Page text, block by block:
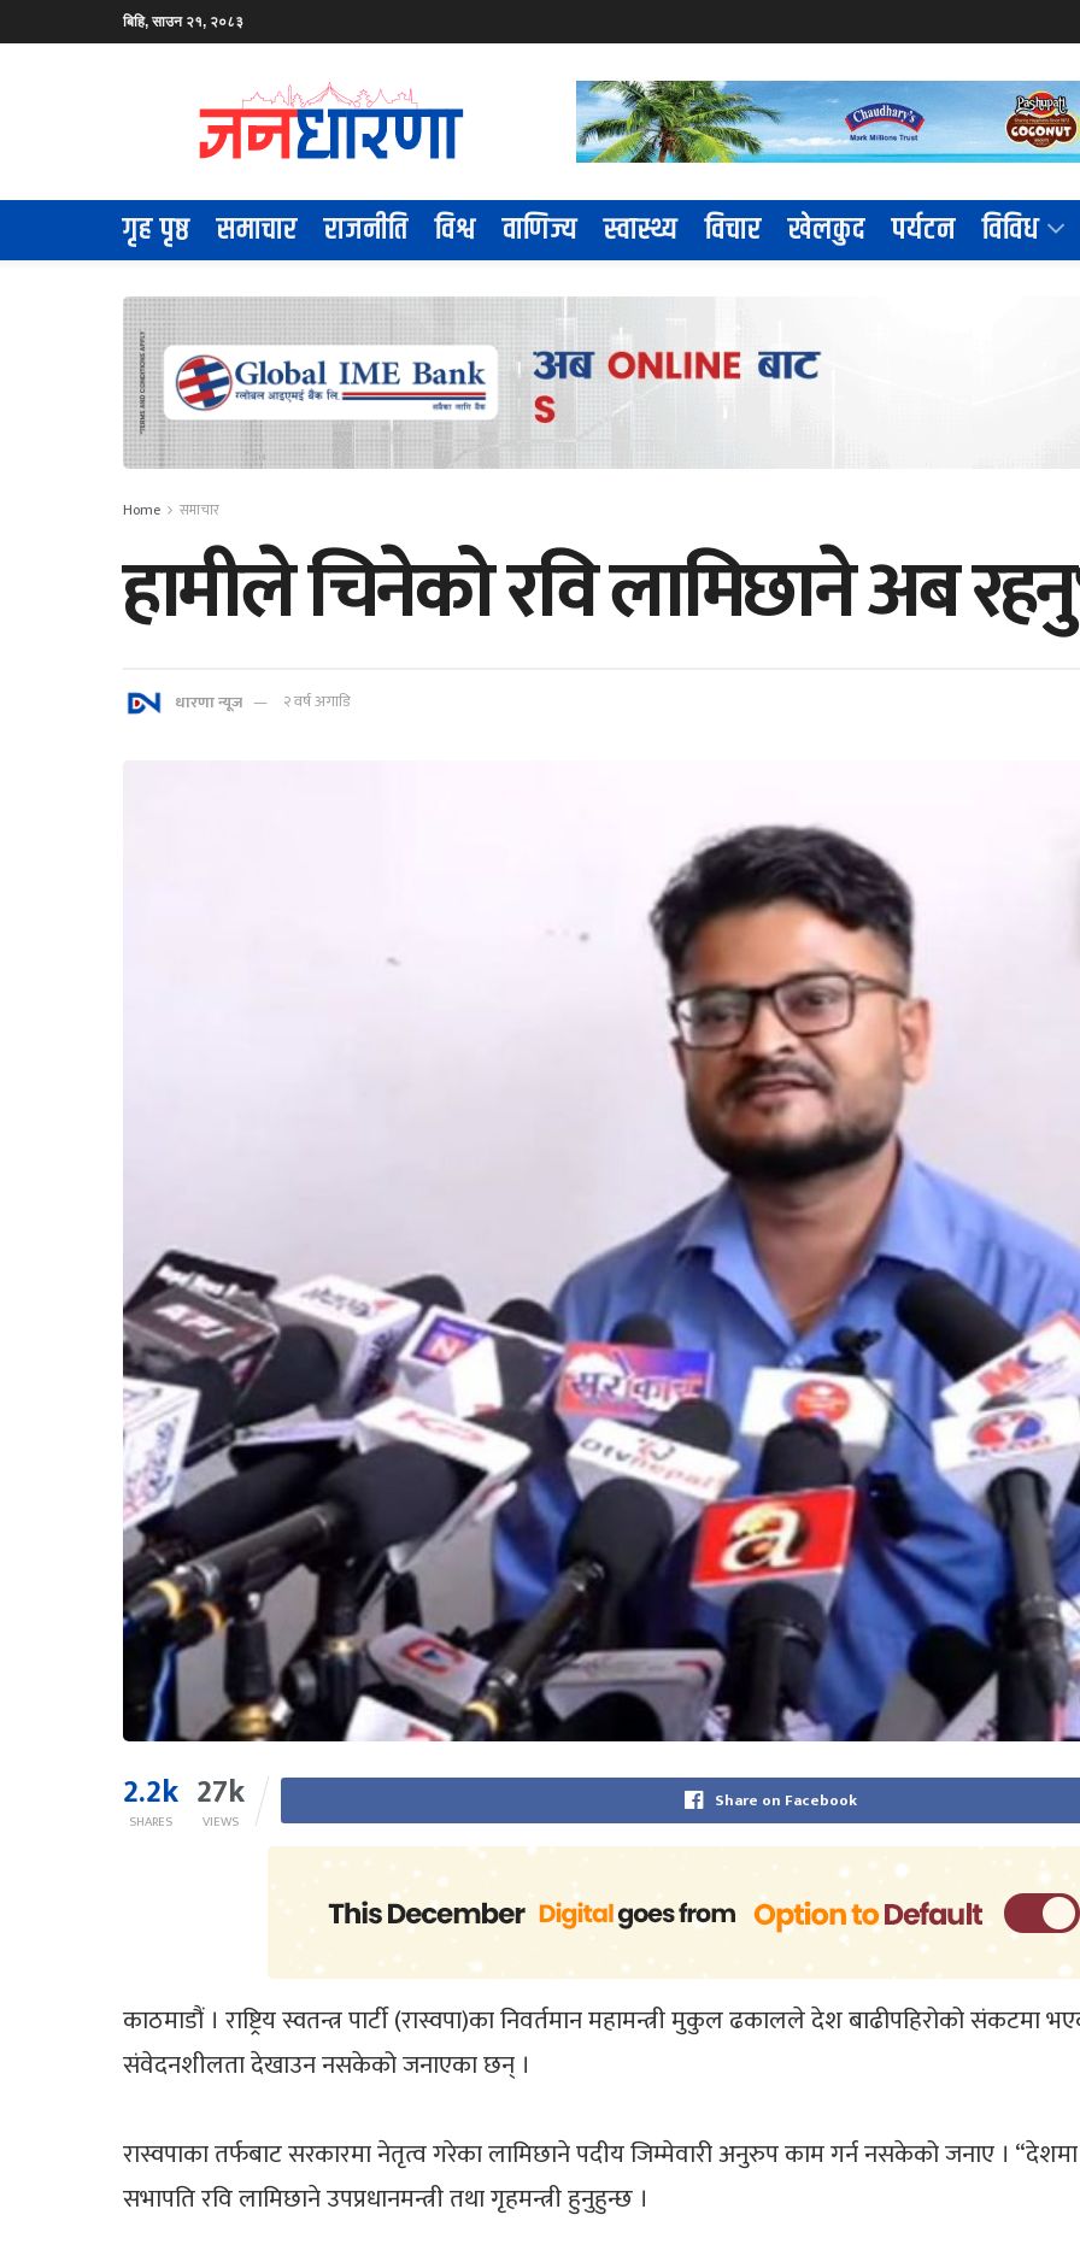
बिहि, साउन २१, २०८३
गृह पृष्ठ समाचार राजनीति विश्व वाणिज्य स्वास्थ्य विचार खेलकुद पर्यटन विविध
Home समाचार
हामीले चिनेको रवि लामिछाने अब
धारणा न्यूज २ वर्ष अगाडि
2.2k
SHARES
27k
VIEWS
Share on Facebook
काठमाडौं । राष्ट्रिय स्वतन्त्र पार्टी (रास्वपा)का निवर्तमान महामन्त्री मुकुल ढकालले देश बाढीपहिरोको संकटमा
संवेदनशीलता देखाउन नसकेको जनाएका छन् ।
रास्वपाका तर्फबाट सरकारमा नेतृत्व गरेका लामिछाने पदीय जिम्मेवारी अनुरुप काम गर्न नसकेको जनाए । “देशमा
सभापति रवि लामिछाने उपप्रधानमन्त्री तथा गृहमन्त्री हुनुहुन्छ ।